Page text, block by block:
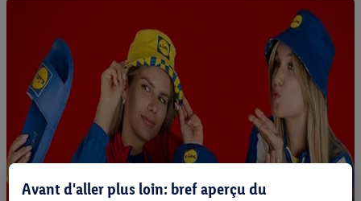
Avant d'aller plus loin: bref aperçu du